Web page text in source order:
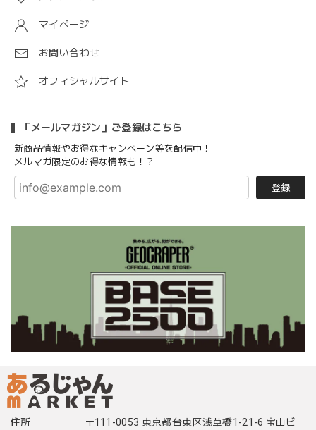
マイページ
お問い合わせ
オフィシャルサイト
「メールマガジン」ご登録はこちら
新商品情報やお得なキャンペーン等を配信中！
メルマガ限定のお得な情報も！？
登録
住所
〒111-0053 東京都台東区浅草橋1-21-6 宝山ビ